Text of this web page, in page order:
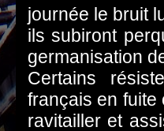
journée le bruit
ils subiront
germanisation
Certains
français en fuite
ravitailler et